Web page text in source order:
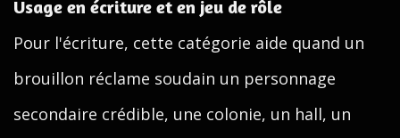
Usage en écriture et en jeu de rôle
Pour l'écriture, cette catégorie aide quand un
brouillon réclame soudain un personnage
secondaire crédible, une colonie, un hall, un